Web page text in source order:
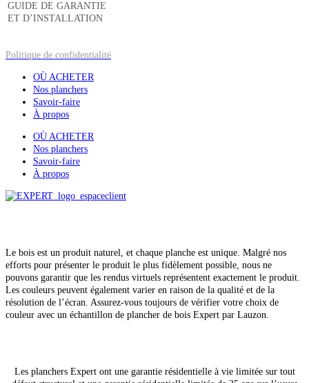
GUIDE DE GARANTIE
ET D’INSTALLATION
Politique de confidentialité
OÙ ACHETER
Nos planchers
Savoir-faire
À propos
OÙ ACHETER
Nos planchers
Savoir-faire
À propos
Le bois est un produit naturel, et chaque planche est unique. Malgré nos
efforts pour présenter le produit le plus fidèlement possible, nous ne
pouvons garantir que les rendus virtuels représentent exactement le produit.
Les couleurs peuvent également varier en raison de la qualité et de la
résolution de l’écran. Assurez-vous toujours de vérifier votre choix de
couleur avec un échantillon de plancher de bois Expert par Lauzon.
Les planchers Expert ont une garantie résidentielle à vie limitée sur tout